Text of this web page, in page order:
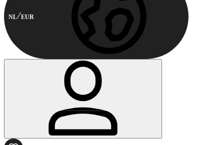
NL EUR